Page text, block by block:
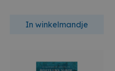
In winkelmandje